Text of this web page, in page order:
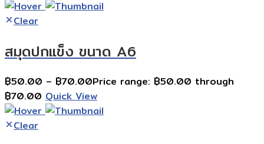
Clear
สมุดปกแข็ง ขนาด A6
฿50.00 – ฿70.00Price range: ฿50.00 through
฿70.00 Quick View
Clear